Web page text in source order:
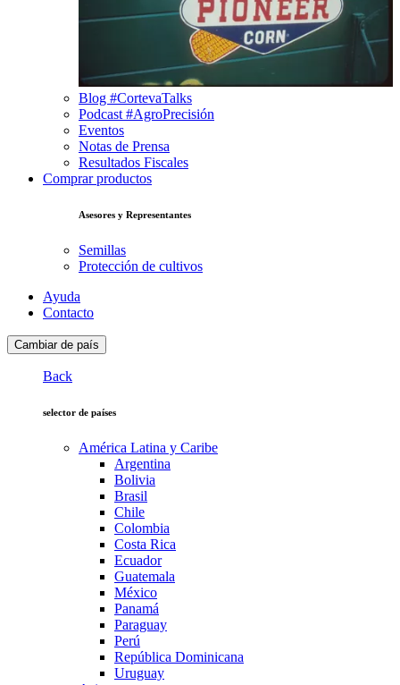
Blog #CortevaTalks
Podcast #AgroPrecisión
Eventos
Notas de Prensa
Resultados Fiscales
Comprar productos
Asesores y Representantes
Semillas
Protección de cultivos
Ayuda
Contacto
Cambiar de país
Back
selector de países
América Latina y Caribe
Argentina
Bolivia
Brasil
Chile
Colombia
Costa Rica
Ecuador
Guatemala
México
Panamá
Paraguay
Perú
República Dominicana
Uruguay